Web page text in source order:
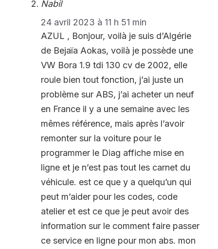
Nabil
24 avril 2023 à 11 h 51 min
AZUL , Bonjour, voilà je suis d’Algérie
de Bejaïa Aokas, voilà je possède une
VW Bora 1.9 tdi 130 cv de 2002, elle
roule bien tout fonction, j’ai juste un
problème sur ABS, j’ai acheter un neuf
en France il y a une semaine avec les
mêmes référence, mais après l’avoir
remonter sur la voiture pour le
programmer le Diag affiche mise en
ligne et je n’est pas tout les carnet du
véhicule. est ce que y a quelqu’un qui
peut m’aider pour les codes, code
atelier et est ce que je peut avoir des
information sur le comment faire passer
ce service en ligne pour mon abs. mon